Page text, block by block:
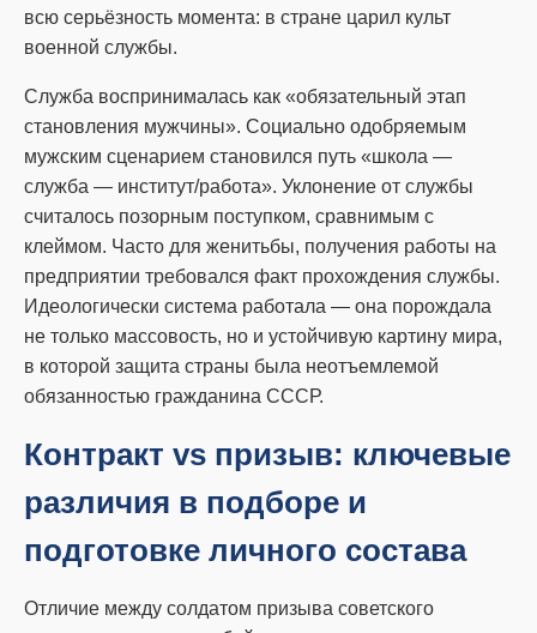
всю серьёзность момента: в стране царил культ
военной службы.
Служба воспринималась как «обязательный этап
становления мужчины». Социально одобряемым
мужским сценарием становился путь «школа —
служба — институт/работа». Уклонение от службы
считалось позорным поступком, сравнимым с
клеймом. Часто для женитьбы, получения работы на
предприятии требовался факт прохождения службы.
Идеологически система работала — она порождала
не только массовость, но и устойчивую картину мира,
в которой защита страны была неотъемлемой
обязанностью гражданина СССР.
Контракт vs призыв: ключевые
различия в подборе и
подготовке личного состава
Отличие между солдатом призыва советского